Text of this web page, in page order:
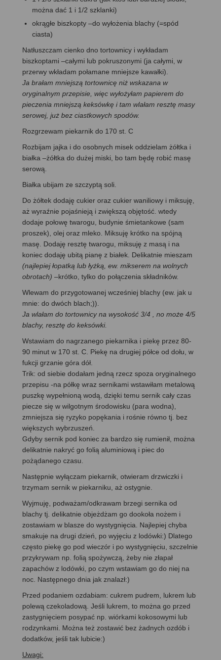
można dać 1 i 1/2 szklanki)
okrągłe biszkopty –do wyłożenia blachy (=spód
ciasta)
Natłuszczam cienko dno tortownicy i wykładam
biszkoptami –całymi lub pokruszonymi (ja całymi, w
przerwy wkładam połamane mniejsze kawałki).
Ja brałam mniejszą tortownicę niż wskazana w
oryginalnym przepisie, więc wyłożyłam papierem do
pieczenia mniejszą keksówkę i tam wlałam resztę masy
serowej, już bez ciastkowych spodów.
Rozgrzewam piekarnik do 170 st. C
Rozbijam jajka i do osobnych misek oddzielam żółtka i
białka –żółtka do dużej miski, bo tam będę robić masę
serową.
Białka ubijam ze szczyptą soli.
Do żółtek dodaję cukier oraz cukier waniliowy i miksuję,
aż wyraźnie pojaśnieją i zwiększą objętość. wtedy
dodaje połowę twarogu, budynie śmietankowe (sam
proszek), olej oraz mleko. Miksuję krótko na spójną
masę. Dodaję resztę twarogu, miksuję z masą i na
koniec dodaję ubitą pianę z białek. Delikatnie mieszam
(najlepiej łopatką lub łyżką, ew. mikserem na wolnych
obrotach) –krótko, tylko do połączenia składników.
Wlewam do przygotowanej wcześniej blachy (ew. jak u
mnie: do dwóch blach;)).
Ja wlałam do tortownicy na wysokość 3/4 , no może 4/5
blachy, resztę do keksówki.
Wstawiam do nagrzanego piekarnika i piekę przez 80-
90 minut w 170 st. C. Piekę na drugiej półce od dołu, w
fukcji grzanie góra dół.
Trik: od siebie dodałam jedną rzecz spoza oryginalnego
przepisu -na półkę wraz sernikami wstawiłam metalową
puszkę wypełnioną wodą, dzięki temu sernik cały czas
piecze się w wilgotnym środowisku (para wodna),
zmniejsza się ryzyko popękania i rośnie równo tj. bez
większych wybrzuszeń.
Gdyby sernik pod koniec za bardzo się rumienił, można
delikatnie nakryć go folią aluminiową i piec do
pożądanego czasu.
Następnie wyłączam piekarnik, otwieram drzwiczki i
trzymam sernik w piekarniku, aż ostygnie.
Wyjmuję, podważam/odkrawam brzegi sernika od
blachy tj. delikatnie objeżdżam go dookoła nożem i
zostawiam w blasze do wystygnięcia. Najlepiej chyba
smakuje na drugi dzień, po wyjęciu z lodówki:) Dlatego
często piekę go pod wieczór i po wystygnięciu, szczelnie
przykrywam np. folią spożywczą, żeby nie złapał
zapachów z lodówki, po czym wstawiam go do niej na
noc. Następnego dnia jak znalazł:)
Przed podaniem ozdabiam: cukrem pudrem, lukrem lub
polewą czekoladową. Jeśli lukrem, to można go przed
zastygnięciem posypać np. wiórkami kokosowymi lub
rodzynkami. Można też zostawić bez żadnych ozdób i
dodatków, jeśli tak lubicie:)
Uwagi: